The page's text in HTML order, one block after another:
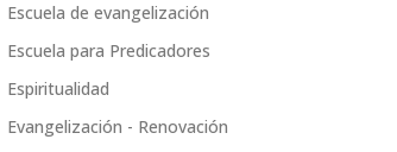
Escuela de evangelización
Escuela para Predicadores
Espiritualidad
Evangelización - Renovación